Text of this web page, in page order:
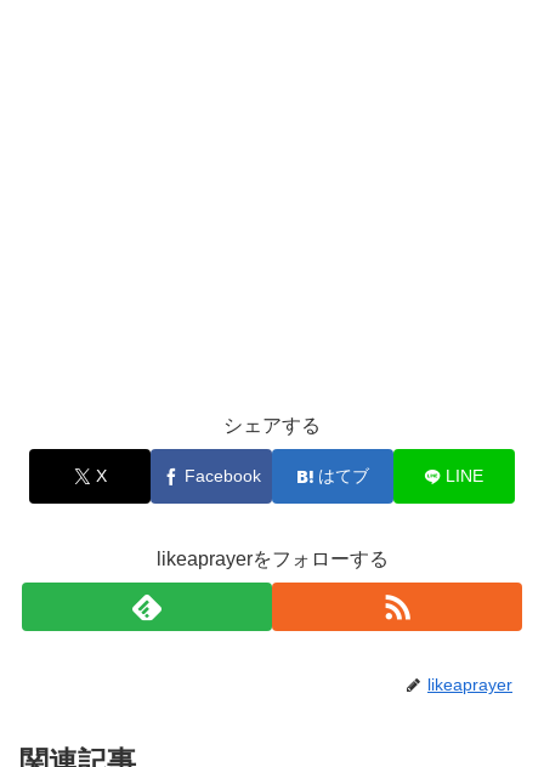
シェアする
X Facebook はてブ LINE
likeaprayerをフォローする
likeaprayer